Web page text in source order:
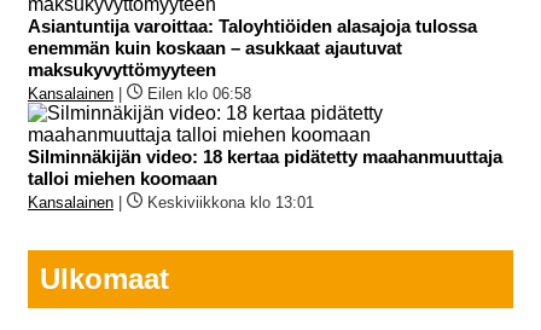
Asiantuntija varoittaa: Taloyhtiöiden alasajoja tulossa
enemmän kuin koskaan – asukkaat ajautuvat
maksukyvyttömyyteen
Kansalainen Eilen klo 06:58
Silminnäkijän video: 18 kertaa pidätetty maahanmuuttaja
talloi miehen koomaan
Kansalainen Keskiviikkona klo 13:01
Ulkomaat